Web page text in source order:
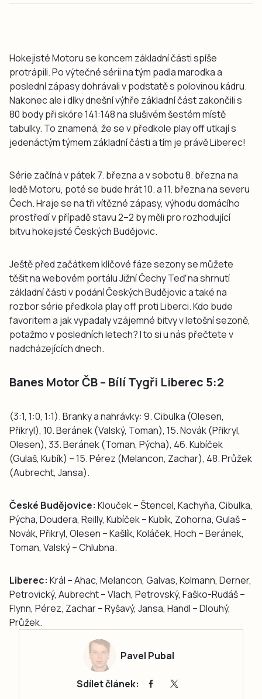
Hokejisté Motoru se koncem základní části spíše
protrápili. Po výtečné sérii na tým padla marodka a
poslední zápasy dohrávali v podstatě s polovinou kádru.
Nakonec ale i díky dnešní výhře základní část zakončili s
80 body při skóre 141:148 na slušivém šestém místě
tabulky. To znamená, že se v předkole play off utkají s
jedenáctým týmem základní části a tím je právě Liberec!
Série začíná v pátek 7. března a v sobotu 8. března na
ledě Motoru, poté se bude hrát 10. a 11. března na severu
Čech. Hraje se na tři vítězné zápasy, výhodu domácího
prostředí v případě stavu 2–2 by měli pro rozhodující
bitvu hokejisté Českých Budějovic.
Ještě před začátkem klíčové fáze sezony se můžete
těšit na webovém portálu Jižní Čechy Teď na shrnutí
základní části v podání Českých Budějovic a také na
rozbor série předkola play off proti Liberci. Kdo bude
favoritem a jak vypadaly vzájemné bitvy v letošní sezoně,
potažmo v posledních letech? I to si u nás přečtete v
nadcházejících dnech.
Banes Motor ČB – Bílí Tygři Liberec 5:2
(3:1, 1:0, 1:1). Branky a nahrávky: 9. Cibulka (Olesen,
Přikryl), 10. Beránek (Valský, Toman), 15. Novák (Přikryl,
Olesen), 33. Beránek (Toman, Pýcha), 46. Kubíček
(Gulaš, Kubík) – 15. Pérez (Melancon, Zachar), 48. Průžek
(Aubrecht, Jansa).
České Budějovice: Klouček – Štencel, Kachyňa, Cibulka,
Pýcha, Doudera, Reilly, Kubíček – Kubík, Zohorna, Gulaš –
Novák, Přikryl, Olesen – Kašlík, Koláček, Hoch – Beránek,
Toman, Valský – Chlubna.
Liberec: Král – Ahac, Melancon, Galvas, Kolmann, Derner,
Petrovický, Aubrecht – Vlach, Petrovský, Faško-Rudáš –
Flynn, Pérez, Zachar – Ryšavý, Jansa, Handl – Dlouhý,
Průžek.
Pavel Pubal
Sdílet článek: